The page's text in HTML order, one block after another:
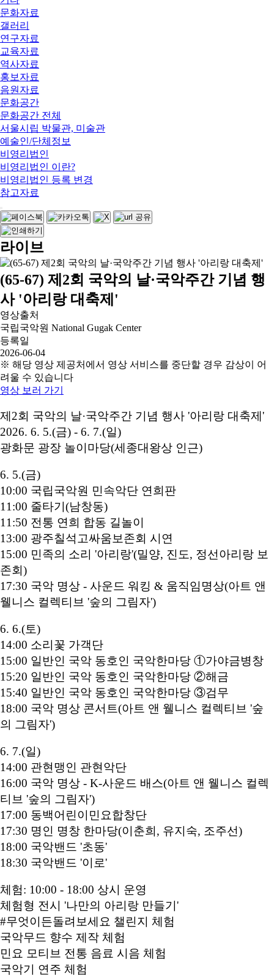
문화자료
갤러리
연구자료
교육자료
역사자료
홍보자료
음원자료
문화공간
문화공간 전체
서울시립 박물관, 미술관
예술인/단체정보
비영리법인
비영리법인 이란?
비영리법인 등록 변경
참고자료
라이브
(65-67) 제2회 국악의 날·국악주간 기념 행
사 '아리랑 대축제'
영상출처
국립국악원 National Gugak Center
등록일
2026-06-04
※ 해당 영상 제공처에서 영상 서비스를 중단할 경우 감상이 어
려울 수 있습니다
영상 보러 가기
제2회 국악의 날·국악주간 기념 행사 '아리랑 대축제'
2026. 6. 5.(금) - 6. 7.(일)
광화문 광장 놀이마당(세종대왕상 인근)
6. 5.(금)
10:00 국립국악원 민속악단 연희판
11:00 줄타기(남창동)
11:50 전통 연희 합동 길놀이
13:00 광주칠석고싸움보존회 시연
15:00 민족의 소리 '아리랑'(밀양, 진도, 정선아리랑 보
존회)
17:30 국악 명상 - 사운드 워킹 & 움직임명상(아트 앤
웰니스 컬렉티브 '숲의 그림자')
6. 6.(토)
14:00 소리꽃 가객단
15:00 일반인 국악 동호인 국악한마당 ①가야금병창
15:20 일반인 국악 동호인 국악한마당 ②해금
15:40 일반인 국악 동호인 국악한마당 ③검무
18:00 국악 명상 콘서트(아트 앤 웰니스 컬렉티브 '숲
의 그림자')
6. 7.(일)
14:00 관현맹인 관현악단
16:00 국악 명상 - K-사운드 배스(아트 앤 웰니스 컬렉
티브 '숲의 그림자')
17:00 동백어린이민요합창단
17:30 명인 명창 한마당(이춘희, 유지숙, 조주선)
18:00 국악밴드 '초동'
18:30 국악밴드 '이로'
체험: 10:00 - 18:00 상시 운영
체험형 전시 '나만의 아리랑 만들기'
#무엇이든돌려보세요 챌린지 체험
국악무드 향수 제작 체험
민요 모티브 전통 음료 시음 체험
국악기 연주 체험